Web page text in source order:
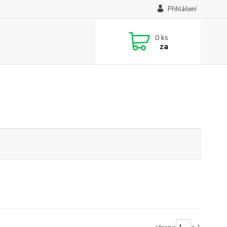
Přihlášení
0 ks
za